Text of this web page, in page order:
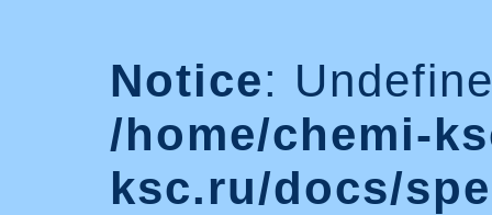
Notice:
/home/chemi-
ksc.ru/docs/